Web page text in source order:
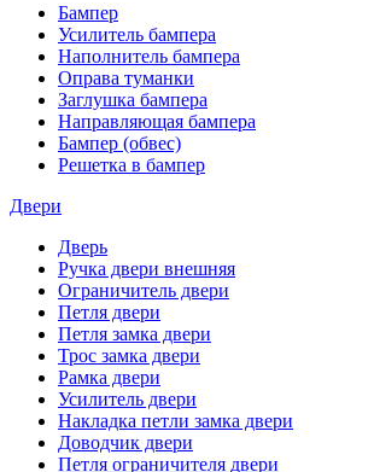
Бампер
Усилитель бампера
Наполнитель бампера
Оправа туманки
Заглушка бампера
Направляющая бампера
Бампер (обвес)
Решетка в бампер
Двери
Дверь
Ручка двери внешняя
Ограничитель двери
Петля двери
Петля замка двери
Трос замка двери
Рамка двери
Усилитель двери
Накладка петли замка двери
Доводчик двери
Петля ограничителя двери